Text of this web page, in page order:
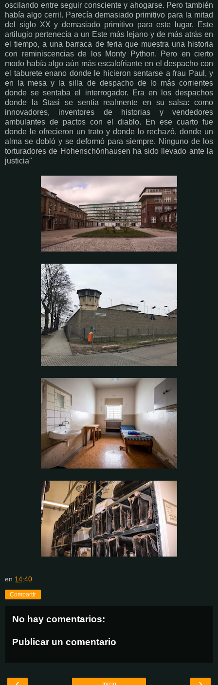
oscilando entre seguir consciente y ahogarse. Pero también
había algo cerril. Parecía demasiado primitivo para la mitad
del siglo XX y demasiado primitivo para este lugar. Este
artilugio pertenecía a un Este más lejano y de más atrás en
el tiempo, a una barraca de feria que muestra una historia
con reminiscencias de los Monty Python. Pero en cierto
modo había algo aún más escalofriante en el despacho con
el taburete enano donde le hicieron sentarse a frau Paul, y
en la mesa y la silla de despacho de lo más corrientes
donde se sentaba el interrogador. Era en los despachos
donde la Stasi se sentía realmente en su salsa: como
innovadores, inventores de historias y vendedores
ambulantes de pactos con el diablo. En ese cuarto fue
donde le ofrecieron un trato y donde lo rechazó, donde un
alma se dobló y se deformó para siempre. Ninguno de los
torturadores de Hohenschönhausen ha sido llevado ante la
justicia"
en 14:40
Compartir
No hay comentarios:
Publicar un comentario